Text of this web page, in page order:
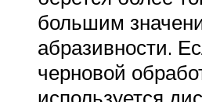
большим
абразивности.
черновой